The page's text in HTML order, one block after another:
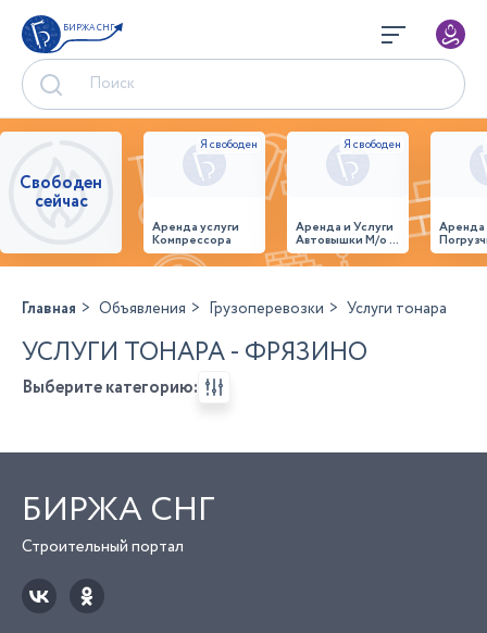
БИРЖА СНГ
Свободен
сейчас
Аренда услуги
Компрессора
Аренда и Услуги
Автовышки М/о г.
Домодедово
26,28,32 место
Главная Объявления Грузоперевозки Услуги тонара
УСЛУГИ ТОНАРА - ФРЯЗИНО
Выберите категорию:
БИРЖА СНГ
Строительный портал